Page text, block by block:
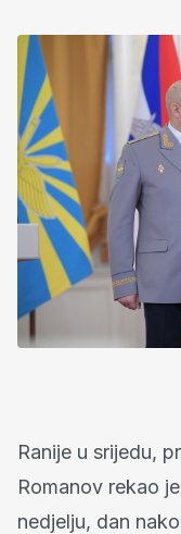
Ranije u srijedu,
Romanov rekao
nedjelju, dan